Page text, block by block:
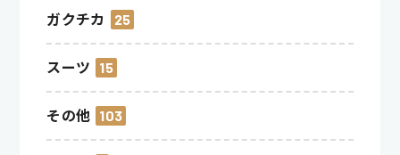
ガクチカ 25
スーツ 15
その他 103